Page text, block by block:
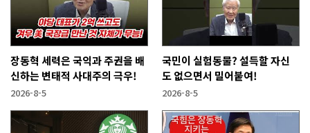
장동혁 세력은 국익과 주권을 배
신하는 변태적 사대주의 극우!
2026-8-5
국민이 실험동물? 설득할 자신
도 없으면서 밀어붙여!
2026-8-5